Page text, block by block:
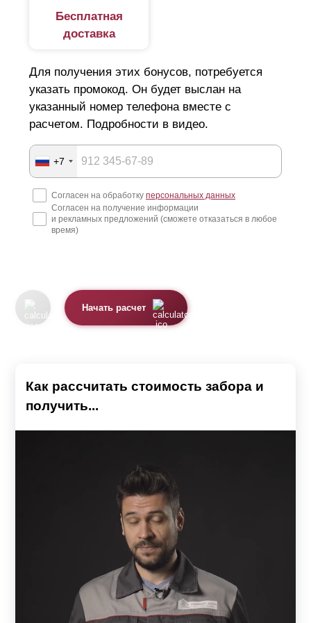
Бесплатная
доставка
Для получения этих бонусов, потребуется
указать промокод. Он будет выслан на
указанный номер телефона вместе с
расчетом. Подробности в видео.
+7
Согласен на обработку персональных данных
Согласен на получение информации
и рекламных предложений (сможете отказаться в любое
время)
Начать расчет
Как рассчитать стоимость забора и
получить...